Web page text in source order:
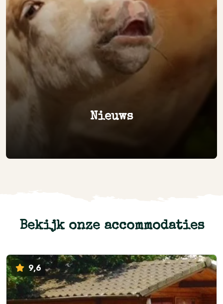
Nieuws
Bekijk onze accommodaties
9,6